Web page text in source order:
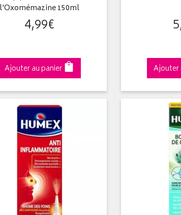
l'Oxomémazine 150ml
4,99€
Ajouter au panier
5
Ajouter